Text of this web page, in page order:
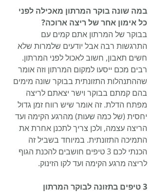
במה שונה בוקר המרתון מאכילה לפני
כל אימון אחר של ריצה ארוכה?
בבוקר של המרתון אתם קמים עם
התרגשות רבה אבל יודעים שלמרות שלא
חשים תאבון, חשוב לאכול לפני המרתון.
רבים מכם ייסעו למקום המרתון וזה אומר
שההתנהלות התזונתית בבוקר שונה מימים
בהם קמתם בבוקר וישר יצאתם לריצה
מפתח הדלת. זה אומר שיש רווח זמן גדול
יחסית (של כמה שעות) מהרגע הקימה ועד
הריצה עצמה, ולכן צריך לתכנן אחרת את
התמיכה התזונתית. במיוחד בשביל זה
הכנתי לכם 3 טיפים חושבים להכנת הגוף
לריצה מרגע הקימה ועד לקו הזינוק.
3 טיפים בתזונה לבוקר המרתון